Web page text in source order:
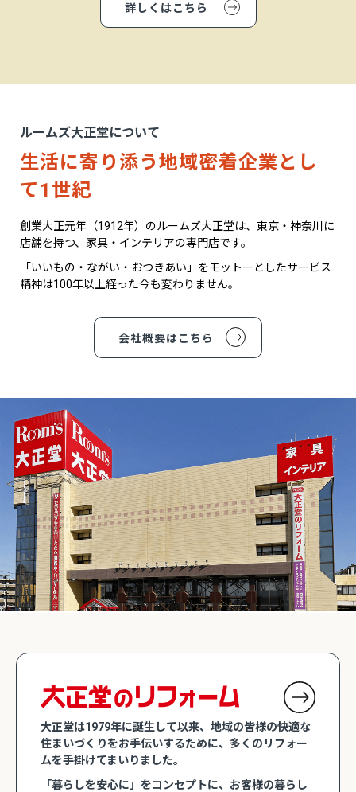
詳しくはこちら
ルームズ大正堂について
生活に寄り添う地域密着企業とし
て1世紀
創業大正元年（1912年）のルームズ大正堂は、東京・神奈川に
店舗を持つ、家具・インテリアの専門店です。
「いいもの・ながい・おつきあい」をモットーとしたサービス
精神は100年以上経った今も変わりません。
会社概要はこちら
大正堂は1979年に誕生して以来、地域の皆様の快適な
住まいづくりをお手伝いするために、多くのリフォー
ムを手掛けてまいりました。
「暮らしを安心に」をコンセプトに、お客様の暮らし